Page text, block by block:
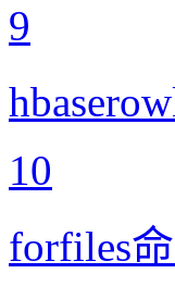
9
10
forfiles